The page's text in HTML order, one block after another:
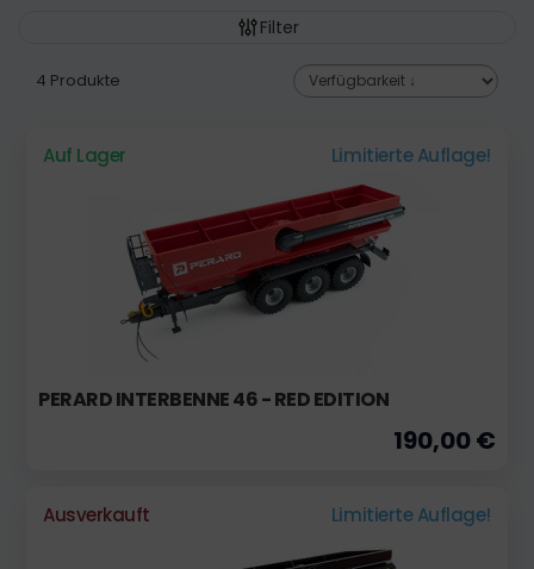
Filter
4 Produkte
Auf Lager Limitierte Auflage!
PERARD INTERBENNE 46 - RED EDITION
190,00 €
Ausverkauft Limitierte Auflage!